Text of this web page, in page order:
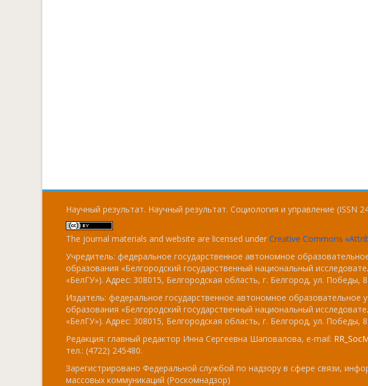
Научный результат. Научный результат. Социология и управление (ISSN
The journal materials and website are licensed under Creative Commons
Учредитель: федеральное государственное автономное
образования «Белгородский государственный национальный
«БелГУ»). Адрес: 308015, Белгородская область, г. Белгород, ул. Победы,
Издатель: федеральное государственное автономное образовательное
образования «Белгородский государственный национальный
«БелГУ»). Адрес: 308015, Белгородская область, г. Белгород, ул. Победы,
Редакция: главный редактор Инна Сергеевна Шаповалова, e-mail:
тел.: (4722) 245480.
Зарегистрировано Федеральной службой по надзору в сфере связи,
массовых коммуникаций (Роскомнадзор)